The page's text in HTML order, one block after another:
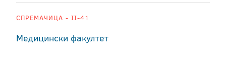
СПРЕМАЧИЦА - II-41
Медицински факултет